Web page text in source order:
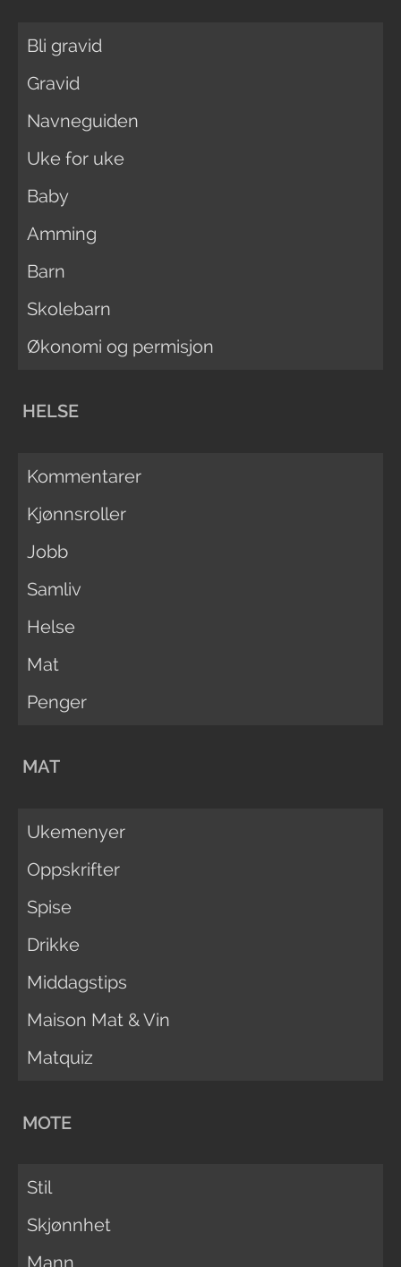
Bli gravid
Gravid
Navneguiden
Uke for uke
Baby
Amming
Barn
Skolebarn
Økonomi og permisjon
HELSE
Kommentarer
Kjønnsroller
Jobb
Samliv
Helse
Mat
Penger
MAT
Ukemenyer
Oppskrifter
Spise
Drikke
Middagstips
Maison Mat & Vin
Matquiz
MOTE
Stil
Skjønnhet